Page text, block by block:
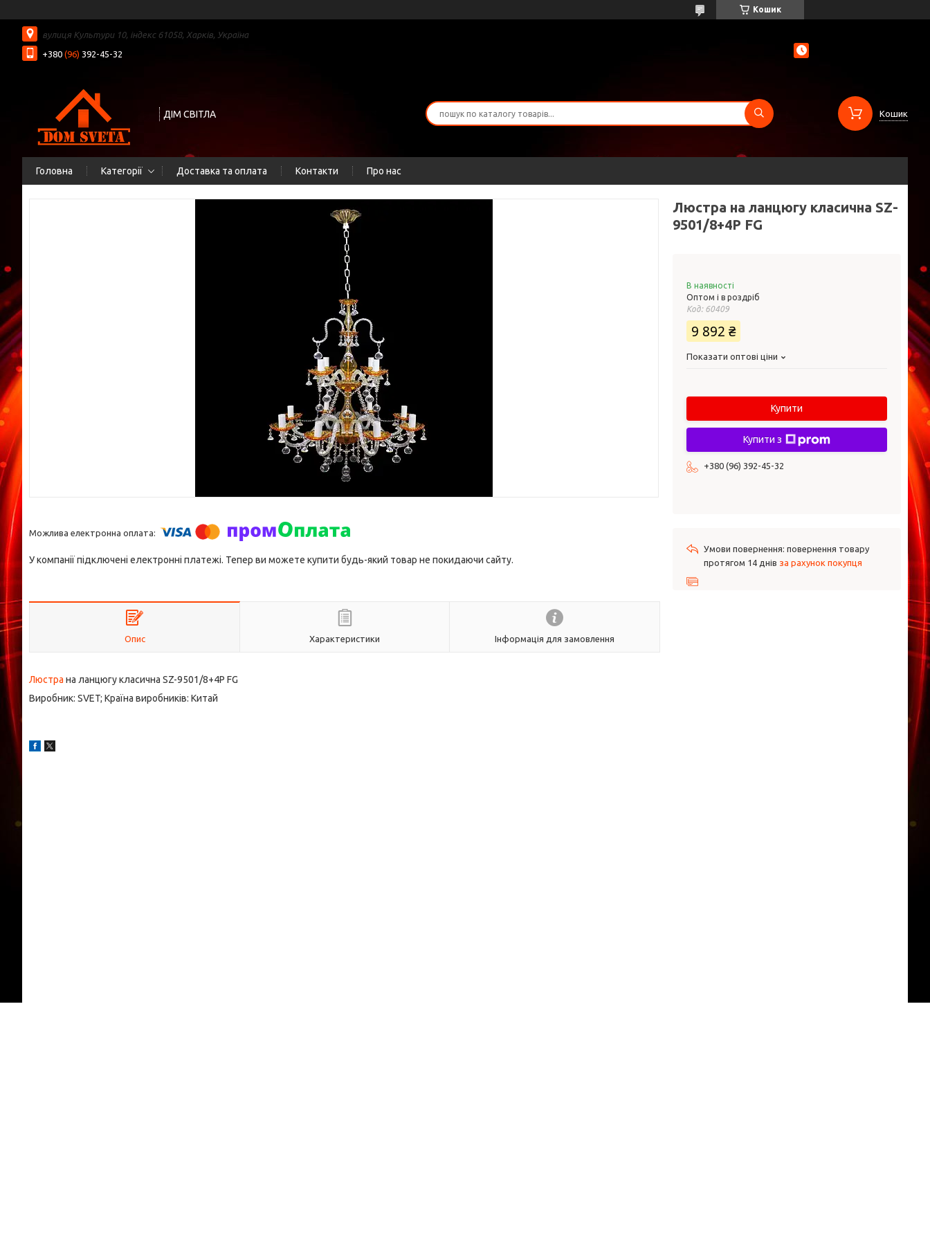
Кошик
вулиця Культури 10, індекс 61058, Харків, Україна
+380 (96) 392-45-32
ДІМ СВІТЛА Кошик
Головна Категорії Доставка та оплата Контакти Про нас
У компанії підключені електронні платежі. Тепер ви можете купити будь-який товар не покидаючи сайту.
Опис Характеристики Інформація для замовлення
Люстра на ланцюгу класична SZ-9501/8+4P FG
Виробник: SVET; Країна виробників: Китай
Люстра на ланцюгу класична SZ-
9501/8+4P FG
В наявності
Оптом і в роздріб
Код: 60409
9 892 ₴
Показати оптові ціни
Купити
Купити з
+380 (96) 392-45-32
повернення товару
протягом 14 днів за рахунок покупця